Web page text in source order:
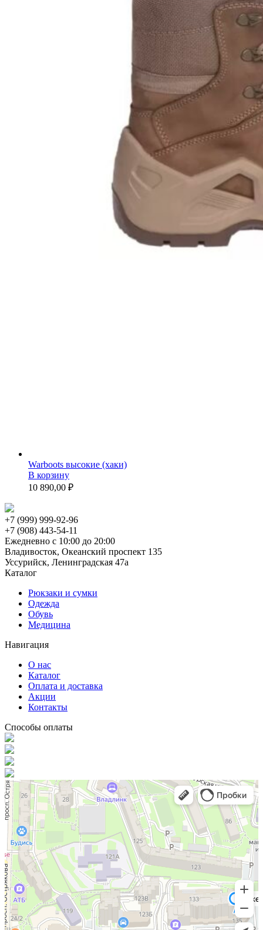
Warboots высокие (хаки)
В корзину
10 890,00 ₽
+7 (999) 999-92-96
+7 (908) 443-54-11
Ежедневно с 10:00 до 20:00
Владивосток, Океанский проспект 135
Уссурийск, Ленинградская 47а
Каталог
Рюкзаки и сумки
Одежда
Обувь
Медицина
Навигация
О нас
Каталог
Оплата и доставка
Акции
Контакты
Способы оплаты